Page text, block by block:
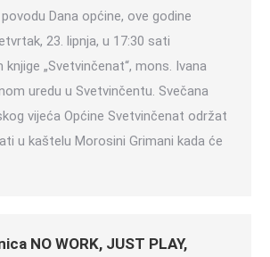
Dana općine, ove godine
23. lipnja, u 17:30 sati
„Svetvinčenat“, mons. Ivana
uredu u Svetvinčentu. Svečana
vijeća Općine Svetvinčenat održat
u kaštelu Morosini Grimani kada će
NO WORK, JUST PLAY,